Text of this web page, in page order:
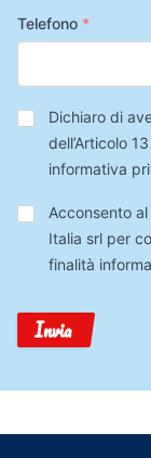
Telefono *
Privacy*
Dichiaro di
dell’Articolo
informativa
Trattamento
Dati
Acconsento
Italia srl per
finalità
Invia